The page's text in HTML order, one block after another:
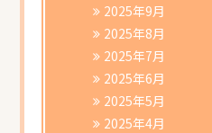
2025年9月
2025年8月
2025年7月
2025年6月
2025年5月
2025年4月